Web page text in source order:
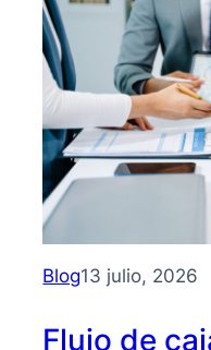
cómo
hacer
crecer
tu
PYME
sin
Blog13 julio, 2026
Flujo de